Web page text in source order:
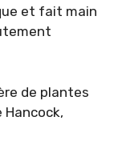
et fait main
de plantes
Hancock,